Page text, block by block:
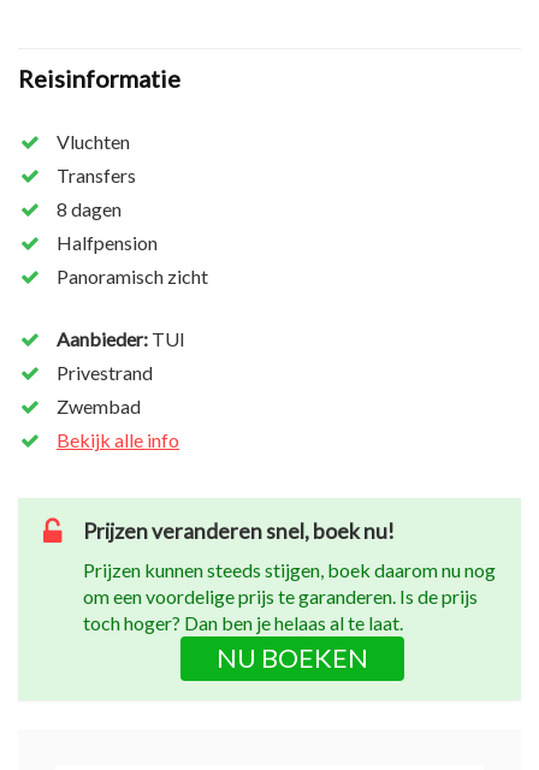
Reisinformatie
Vluchten
Transfers
8 dagen
Halfpension
Panoramisch zicht
Aanbieder: TUI
Privestrand
Zwembad
Bekijk alle info
Prijzen veranderen snel, boek nu!
Prijzen kunnen steeds stijgen, boek daarom nu nog
om een voordelige prijs te garanderen. Is de prijs
toch hoger? Dan ben je helaas al te laat.
NU BOEKEN